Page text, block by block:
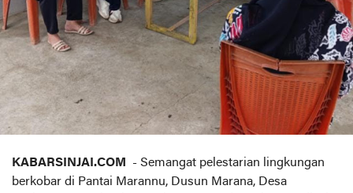
KABARSINJAI.COM
- Semangat pelestarian lingkungan
berkobar di Pantai Marannu, Dusun Marana, Desa